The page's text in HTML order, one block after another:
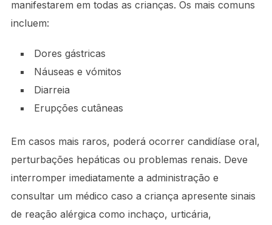
manifestarem em todas as crianças. Os mais comuns
incluem:
Dores gástricas
Náuseas e vómitos
Diarreia
Erupções cutâneas
Em casos mais raros, poderá ocorrer candidíase oral,
perturbações hepáticas ou problemas renais. Deve
interromper imediatamente a administração e
consultar um médico caso a criança apresente sinais
de reação alérgica como inchaço, urticária,